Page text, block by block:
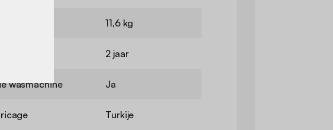
11,6 kg
2 jaar
wasmachine Ja
Turkije